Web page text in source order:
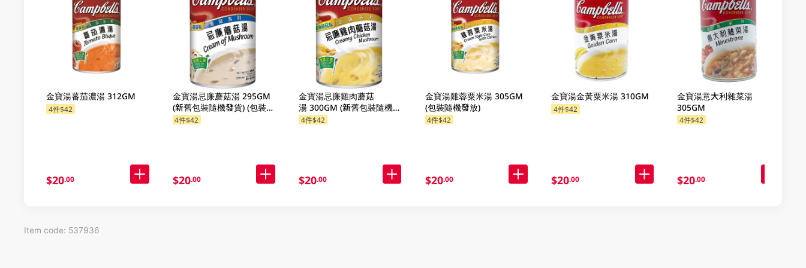
金寶湯蕃茄濃湯 312GM
4件$42
$20.00
金寶湯忌廉蘑菇湯 295GM
(新舊包裝隨機發貨) (包裝隨
機發放)
4件$42
$20.00
金寶湯忌廉雞肉蘑菇
湯 300GM (新舊包裝隨機發
貨) (包裝隨機發放)
4件$42
$20.00
金寶湯雞蓉粟米湯 305GM
(包裝隨機發放)
4件$42
$20.00
金寶湯金黃粟米湯 310GM
4件$42
$20.00
金寶湯意大利雜菜湯
305GM
4件$42
$20.00
Item code: 537936